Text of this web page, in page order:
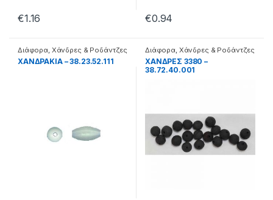
€1.16 €0.94
Διάφορα, Χάνδρες & Ροδάντζες
ΧΑΝΔΡΑΚΙΑ – 38.23.52.111
Διάφορα, Χάνδρες & Ροδάντζες
ΧΑΝΔΡΕΣ 3380 –
38.72.40.001